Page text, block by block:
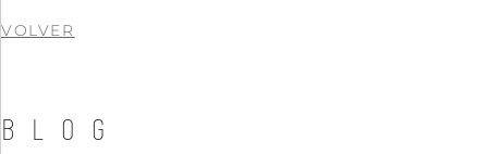
VOLVER
BLOG